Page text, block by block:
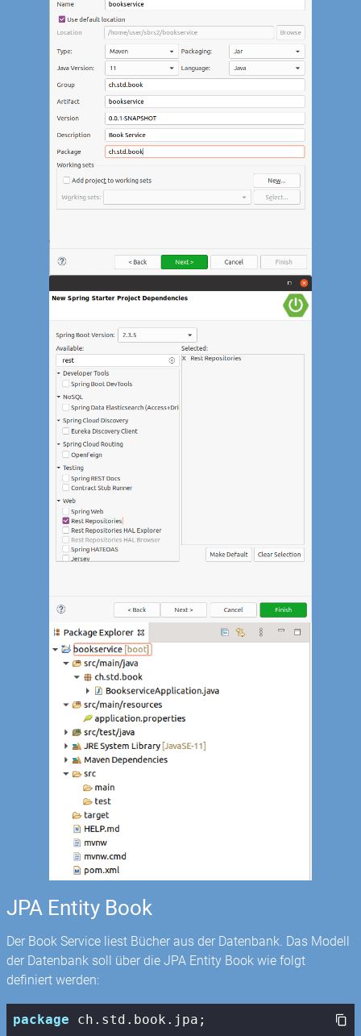
JPA Entity Book
Der Book Service liest Bücher aus der Datenbank. Das Modell
der Datenbank soll über die JPA Entity Book wie folgt
definiert werden:
package ch.std.book.jpa;